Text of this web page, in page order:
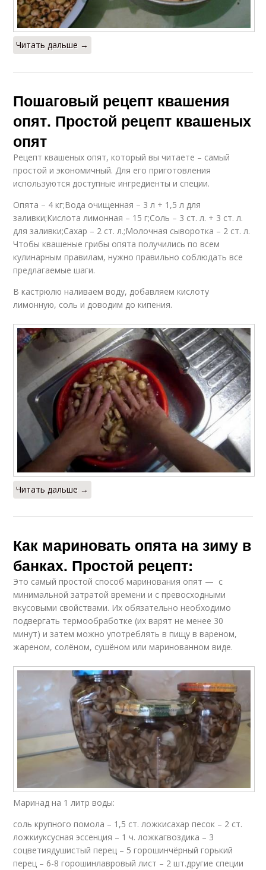
Читать дальше →
Пошаговый рецепт квашения
опят. Простой рецепт квашеных
опят
Рецепт квашеных опят, который вы читаете – самый
простой и экономичный. Для его приготовления
используются доступные ингредиенты и специи.
Опята – 4 кг;Вода очищенная – 3 л + 1,5 л для
заливки;Кислота лимонная – 15 г;Соль – 3 ст. л. + 3 ст. л.
для заливки;Сахар – 2 ст. л.;Молочная сыворотка – 2 ст. л.
Чтобы квашеные грибы опята получились по всем
кулинарным правилам, нужно правильно соблюдать все
предлагаемые шаги.
В кастрюлю наливаем воду, добавляем кислоту
лимонную, соль и доводим до кипения.
Читать дальше →
Как мариновать опята на зиму в
банках. Простой рецепт:
Это самый простой способ маринования опят — с
минимальной затратой времени и с превосходными
вкусовыми свойствами. Их обязательно необходимо
подвергать термообработке (их варят не менее 30
минут) и затем можно употреблять в пищу в вареном,
жареном, солёном, сушёном или маринованном виде.
Маринад на 1 литр воды:
соль крупного помола – 1,5 ст. ложкисахар песок – 2 ст.
ложкиуксусная эссенция – 1 ч. ложкагвоздика – 3
соцветиядушистый перец – 5 горошинчёрный горький
перец – 6-8 горошинлавровый лист – 2 шт.другие специи